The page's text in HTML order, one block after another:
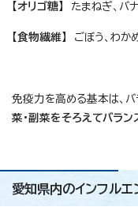
【オリゴ糖】 たまねぎ、バ
【食物繊維】 ごぼう、わか
免疫力を高める基本は、バ
菜・副菜をそろえてバラン
愛知県内のインフル